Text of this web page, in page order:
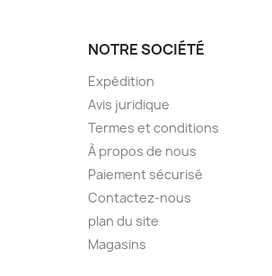
NOTRE SOCIÉTÉ
Expédition
Avis juridique
Termes et conditions
À propos de nous
Paiement sécurisé
Contactez-nous
plan du site
Magasins